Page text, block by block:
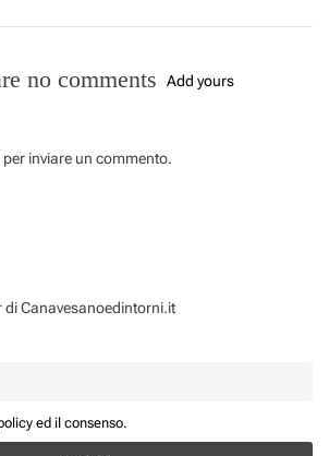
no comments Add yours
per inviare un commento.
di Canavesanoedintorni.it
ed il consenso.